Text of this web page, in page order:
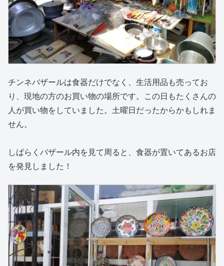
チンネバザールは食器だけでなく、生活用品も売ってお
り、現地の方のお買い物の場所です。この日もたくさんの
人が買い物をしていました。土曜日だったからかもしれま
せん。
しばらくバザール内を見て周ると、食器が置いてあるお店
を発見しました！